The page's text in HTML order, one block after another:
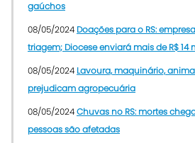
gaúchos
08/05/2024 Doações para o RS:
triagem; Diocese enviará mais de R$ 14
08/05/2024 Lavoura, maquinário,
prejudicam agropecuária
08/05/2024Chuvas no RS: mortes
pessoas são afetadas